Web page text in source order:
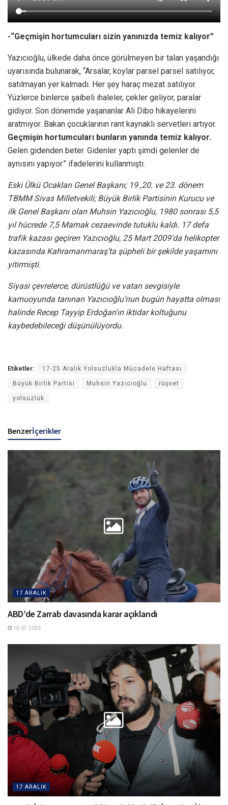
-“Geçmişin hortumcuları sizin yanınızda temiz kalıyor”
Yazıcıoğlu, ülkede daha önce görülmeyen bir talan yaşandığı
uyarısında bulunarak, “Arsalar, koylar parsel parsel satılıyor,
satılmayan yer kalmadı. Her şey haraç mezat satılıyor.
Yüzlerce binlerce şaibeli ihaleler, çekler geliyor, paralar
gidiyor. Son dönemde yaşananlar Ali Dibo hikayelerini
aratmıyor. Bakan çocuklarının rant kaynaklı servetleri artıyor.
Geçmişin hortumcuları bunların yanında temiz kalıyor.
Gelen gidenden beter. Gidenler yaptı şimdi gelenler de
aynısını yapıyor.” ifadelerini kullanmıştı.
Eski Ülkü Ocakları Genel Başkanı; 19.,20. ve 23. dönem
TBMM Sivas Milletvekili; Büyük Birlik Partisinin Kurucu ve
ilk Genel Başkanı olan Muhsin Yazıcıoğlu, 1980 sonrası 5,5
yıl hücrede 7,5 Mamak cezaevinde tutuklu kaldı. 17 defa
trafik kazası geçiren Yazıcıoğlu, 25 Mart 2009’da helikopter
kazasında Kahramanmaraş’ta şüpheli bir şekilde yaşamını
yitirmişti.
Siyasi çevrelerce, dürüstlüğü ve vatan sevgisiyle
kamuoyunda tanınan Yazıcıoğlu’nun bugün hayatta olması
halinde Recep Tayyip Erdoğan’ın iktidar koltuğunu
kaybedebileceği düşünülüyordu.
Etiketler: 17-25 Aralık Yolsuzlukla Mücadele Haftası
Büyük Birlik Partisi Muhsin Yazıcıoğlu rüşvet
yolsuzluk
Benzerİçerikler
17 ARALIK
ABD’de Zarrab davasında karar açıklandı
15.07.2026
17 ARALIK